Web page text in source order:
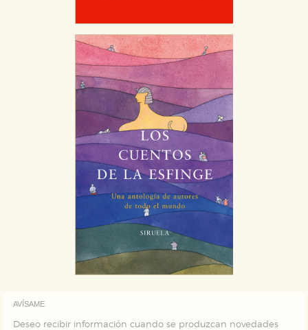
AVÍSAME
Deseo recibir información cuando se produzcan novedades